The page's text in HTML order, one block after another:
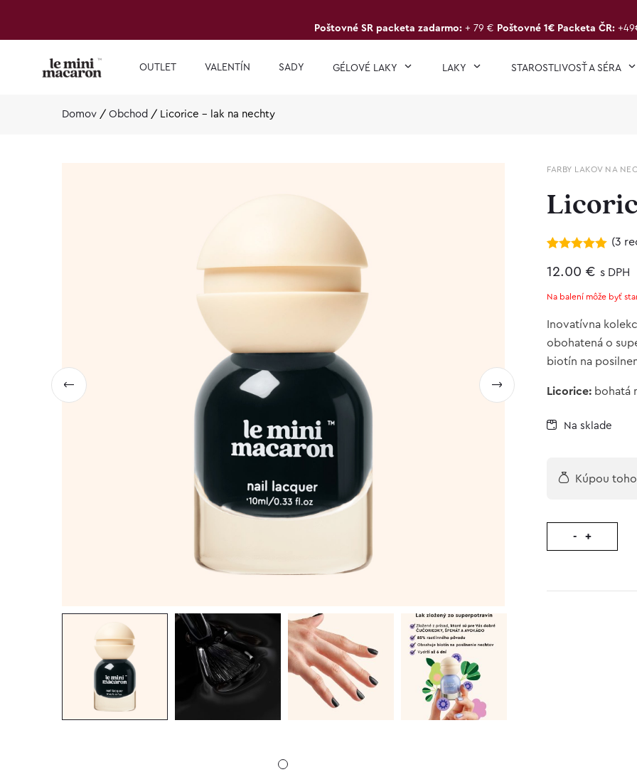
Poštovné SR packeta zadarmo: + 79 € Poštovné 1€ Packeta ČR:
OUTLET VALENTÍN SADY GÉLOVÉ LAKY LAKY STAROSTLIVOSŤ A SÉRA
Domov / Obchod / Licorice – lak na nechty
FARBY LAKOV NA
5.00z 5 na
zákazníckych
(3
12.00€ s DPH
Na balení môže byť
Inovatívna
obohatená o
biotín na
Licorice: bohatá
Na sklade
Kúpou
- +